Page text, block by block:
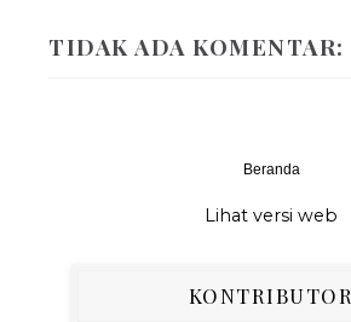
TIDAK ADA KOMENTAR:
Beranda
Lihat versi web
KONTRIBUTOR